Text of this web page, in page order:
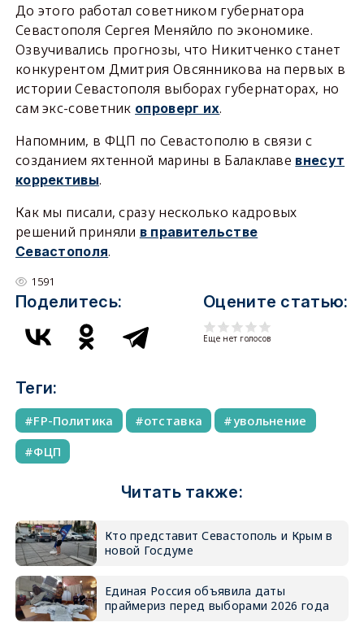
До этого работал советником губернатора
Севастополя Сергея Меняйло по экономике.
Озвучивались прогнозы, что Никитченко станет
конкурентом Дмитрия Овсянникова на первых в
истории Севастополя выборах губернаторах, но
сам экс-советник опроверг их.
Напомним, в ФЦП по Севастополю в связи с
созданием яхтенной марины в Балаклаве внесут
коррективы.
Как мы писали, сразу несколько кадровых
решений приняли в правительстве
Севастополя.
1591
Поделитесь: Оцените статью:
Еще нет голосов
Теги:
FP-Политика отставка
увольнение
ФЦП
Читать также:
Кто представит Севастополь и Крым в
новой Госдуме
Единая Россия объявила даты
праймериз перед выборами 2026 года